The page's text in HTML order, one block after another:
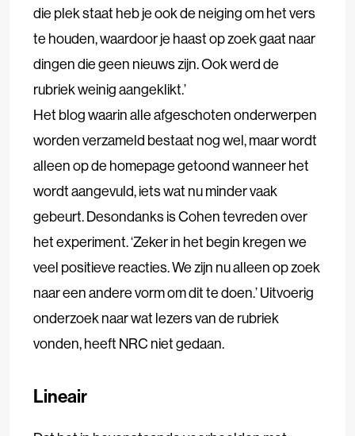
die plek staat heb je ook de neiging om het vers
te houden, waardoor je haast op zoek gaat naar
dingen die geen nieuws zijn. Ook werd de
rubriek weinig aangeklikt.’
Het blog waarin alle afgeschoten onderwerpen
worden verzameld bestaat nog wel, maar wordt
alleen op de homepage getoond wanneer het
wordt aangevuld, iets wat nu minder vaak
gebeurt. Desondanks is Cohen tevreden over
het experiment. ‘Zeker in het begin kregen we
veel positieve reacties. We zijn nu alleen op zoek
naar een andere vorm om dit te doen.’ Uitvoerig
onderzoek naar wat lezers van de rubriek
vonden, heeft NRC niet gedaan.
Lineair